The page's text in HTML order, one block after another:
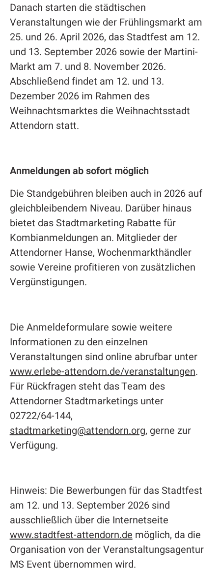
Danach starten die städtischen
Veranstaltungen wie der Frühlingsmarkt am
25. und 26. April 2026, das Stadtfest am 12.
und 13. September 2026 sowie der Martini-
Markt am 7. und 8. November 2026.
Abschließend findet am 12. und 13.
Dezember 2026 im Rahmen des
Weihnachtsmarktes die Weihnachtsstadt
Attendorn statt.
Anmeldungen ab sofort möglich
Die Standgebühren bleiben auch in 2026 auf
gleichbleibendem Niveau. Darüber hinaus
bietet das Stadtmarketing Rabatte für
Kombianmeldungen an. Mitglieder der
Attendorner Hanse, Wochenmarkthändler
sowie Vereine profitieren von zusätzlichen
Vergünstigungen.
Die Anmeldeformulare sowie weitere
Informationen zu den einzelnen
Veranstaltungen sind online abrufbar unter
www.erlebe-attendorn.de/veranstaltungen.
Für Rückfragen steht das Team des
Attendorner Stadtmarketings unter
02722/64-144,
stadtmarketing@attendorn.org, gerne zur
Verfügung.
Hinweis: Die Bewerbungen für das Stadtfest
am 12. und 13. September 2026 sind
ausschließlich über die Internetseite
www.stadtfest-attendorn.demöglich, da die
Organisation von der Veranstaltungsagentur
MS Event übernommen wird.